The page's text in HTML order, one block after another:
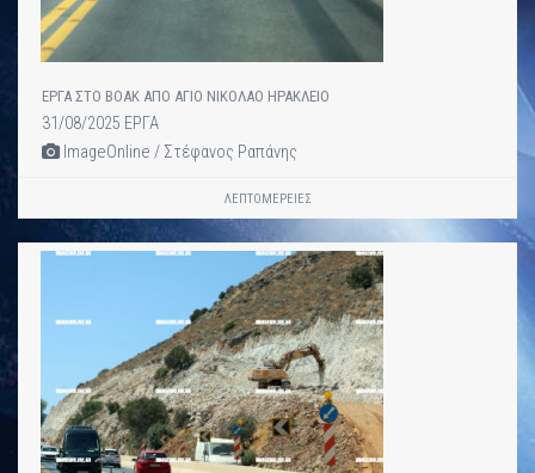
ΕΡΓΑ ΣΤΟ ΒΟΑΚ ΑΠΟ ΑΓΙΟ ΝΙΚΟΛΑΟ ΗΡΑΚΛΕΙΟ
31/08/2025 ΕΡΓΑ
ImageOnline / Στέφανος Ραπάνης
ΛΕΠΤΟΜΈΡΕΙΕΣ